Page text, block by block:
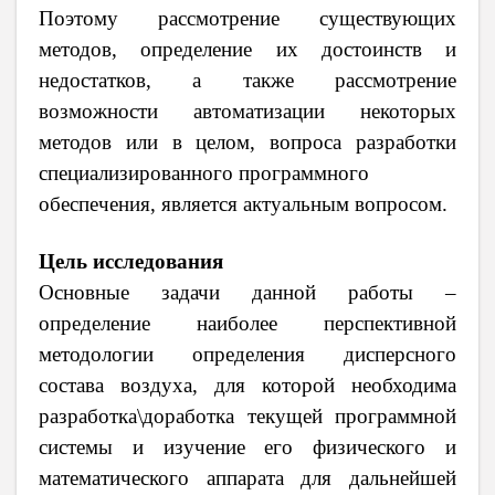
Поэтому рассмотрение существующих
методов, определение их достоинств и
недостатков, а также рассмотрение
возможности автоматизации некоторых
методов или в целом, вопроса разработки
специализированного программного
обеспечения, является актуальным вопросом.
Цель исследования
Основные задачи данной работы –
определение наиболее перспективной
методологии определения дисперсного
состава воздуха, для которой необходима
разработка\доработка текущей программной
системы и изучение его физического и
математического аппарата для дальнейшей